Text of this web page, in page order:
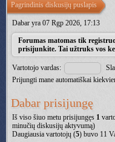
Pagrindinis diskusijų puslapis
Dabar yra 07 Rgp 2026, 17:13
Forumas matomas tik
prisijunkite. Tai užtruks vos
Vartotojo vardas:
Prijungti mane automatiškai
Dabar prisijungę
Iš viso šiuo metu prisijungęs 1
minučių diskusijų aktyvumą)
Daugiausia vartotojų (5) buvo 11